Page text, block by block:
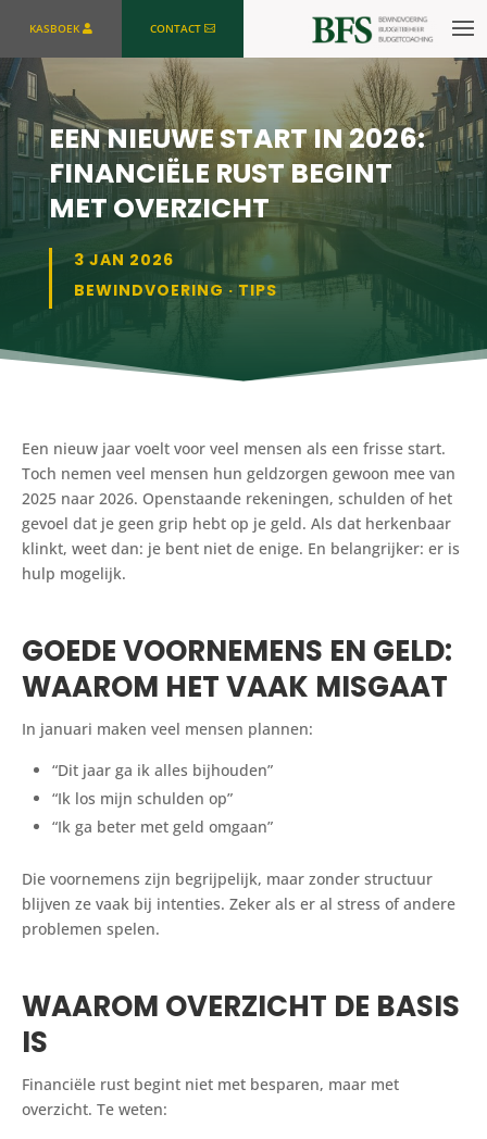
KASBOEK CONTACT
EEN NIEUWE START IN 2026:
FINANCIËLE RUST BEGINT
MET OVERZICHT
3 JAN 2026
BEWINDVOERING · TIPS
Een nieuw jaar voelt voor veel mensen als een frisse start.
Toch nemen veel mensen hun geldzorgen gewoon mee van
2025 naar 2026. Openstaande rekeningen, schulden of het
gevoel dat je geen grip hebt op je geld. Als dat herkenbaar
klinkt, weet dan: je bent niet de enige. En belangrijker: er is
hulp mogelijk.
GOEDE VOORNEMENS EN GELD:
WAAROM HET VAAK MISGAAT
In januari maken veel mensen plannen:
“Dit jaar ga ik alles bijhouden”
“Ik los mijn schulden op”
“Ik ga beter met geld omgaan”
Die voornemens zijn begrijpelijk, maar zonder structuur
blijven ze vaak bij intenties. Zeker als er al stress of andere
problemen spelen.
WAAROM OVERZICHT DE BASIS
IS
Financiële rust begint niet met besparen, maar met
overzicht. Te weten: